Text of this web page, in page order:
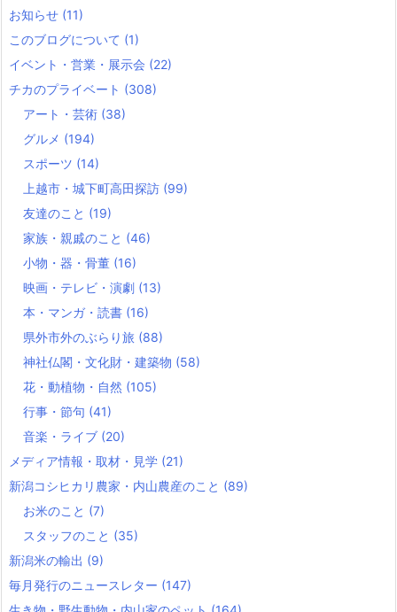
お知らせ (11)
このブログについて (1)
イベント・営業・展示会 (22)
チカのプライベート (308)
アート・芸術 (38)
グルメ (194)
スポーツ (14)
上越市・城下町高田探訪 (99)
友達のこと (19)
家族・親戚のこと (46)
小物・器・骨董 (16)
映画・テレビ・演劇 (13)
本・マンガ・読書 (16)
県外市外のぶらり旅 (88)
神社仏閣・文化財・建築物 (58)
花・動植物・自然 (105)
行事・節句 (41)
音楽・ライブ (20)
メディア情報・取材・見学 (21)
新潟コシヒカリ農家・内山農産のこと (89)
お米のこと (7)
スタッフのこと (35)
新潟米の輸出 (9)
毎月発行のニュースレター (147)